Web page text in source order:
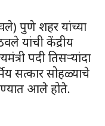
पुणे शहर यांच्या
यांची केंद्रीय
पदी तिसऱ्यांदा
सत्कार सोहळ्याचे
आले होते.